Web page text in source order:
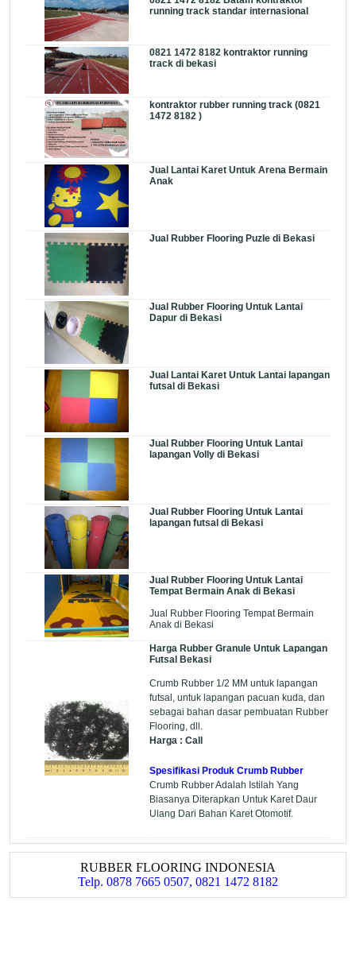
running track standar internasional
0821 1472 8182 kontraktor running
track di bekasi
kontraktor rubber running track (0821
1472 8182 )
Jual Lantai Karet Untuk Arena Bermain
Anak
Jual Rubber Flooring Puzle di Bekasi
Jual Rubber Flooring Untuk Lantai
Dapur di Bekasi
Jual Lantai Karet Untuk Lantai lapangan
futsal di Bekasi
Jual Rubber Flooring Untuk Lantai
lapangan Volly di Bekasi
Jual Rubber Flooring Untuk Lantai
lapangan futsal di Bekasi
Jual Rubber Flooring Untuk Lantai
Tempat Bermain Anak di Bekasi
Jual Rubber Flooring Tempat Bermain
Anak di Bekasi
Harga Rubber Granule Untuk Lapangan
Futsal Bekasi
Crumb Rubber 1/2 MM untuk lapangan
futsal, untuk lapangan pacuan kuda, dan
sebagai bahan dasar pembuatan Rubber
Flooring, dll.
Harga : Call
Spesifikasi Produk Crumb Rubber
Crumb Rubber Adalah Istilah Yang
Biasanya Diterapkan Untuk Karet Daur
Ulang Dari Bahan Karet Otomotif.
RUBBER FLOORING INDONESIA
Telp. 0878 7665 0507, 0821 1472 8182